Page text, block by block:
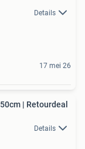
Details
17 mei 26
| Retourdeal
Details